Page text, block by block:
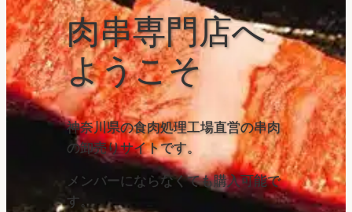
肉串専門店へ
ようこそ
神奈川県の食肉処理工場直営の串肉
の卸売りサイトです。
メンバーにならなくても購入可能で
す。